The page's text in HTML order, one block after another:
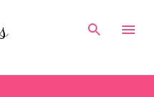
principal